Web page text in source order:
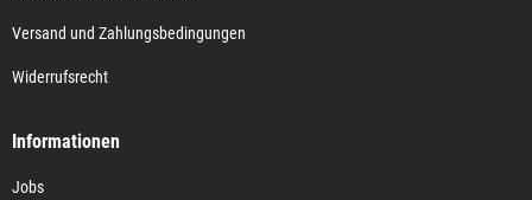
Versand und Zahlungsbedingungen
Widerrufsrecht
Informationen
Jobs